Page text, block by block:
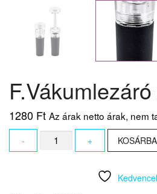
1280 Ft Az árak netto árak, nem
-
F.Vákumlezáró
+